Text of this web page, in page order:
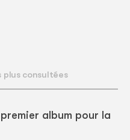
plus consultées
album pour la